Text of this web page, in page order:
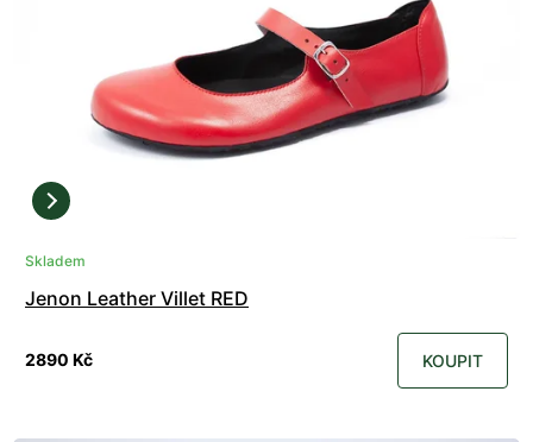
Skladem
Jenon Leather Villet RED
2890 Kč KOUPIT